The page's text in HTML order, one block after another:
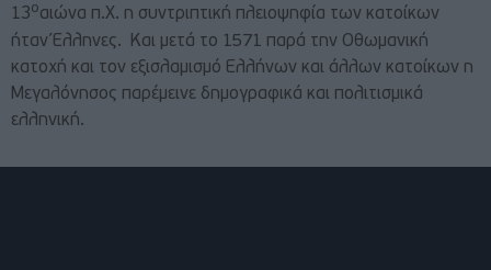
13οαιώνα π.Χ. η συντριπτική πλειοψηφία των κατοίκων
ήταν Έλληνες. Και μετά το 1571 παρά την Οθωμανική
κατοχή και τον εξισλαμισμό Ελλήνων και άλλων κατοίκων η
Μεγαλόνησος παρέμεινε δημογραφικά και πολιτισμικά
ελληνική.